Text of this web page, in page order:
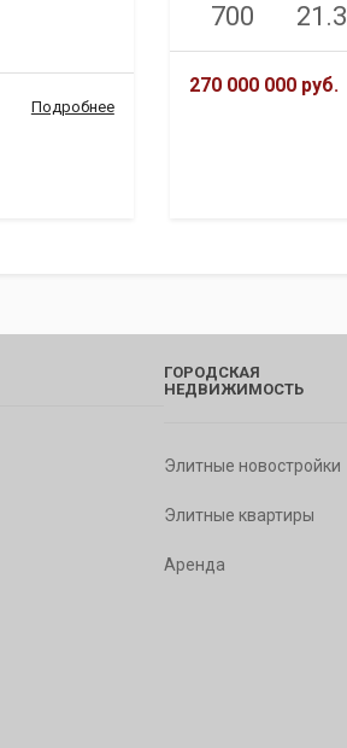
Подробнее
700 21.3
270 000 000 руб.
ГОРОДСКАЯ
НЕДВИЖИМОСТЬ
Элитные новостройки
Элитные квартиры
Аренда